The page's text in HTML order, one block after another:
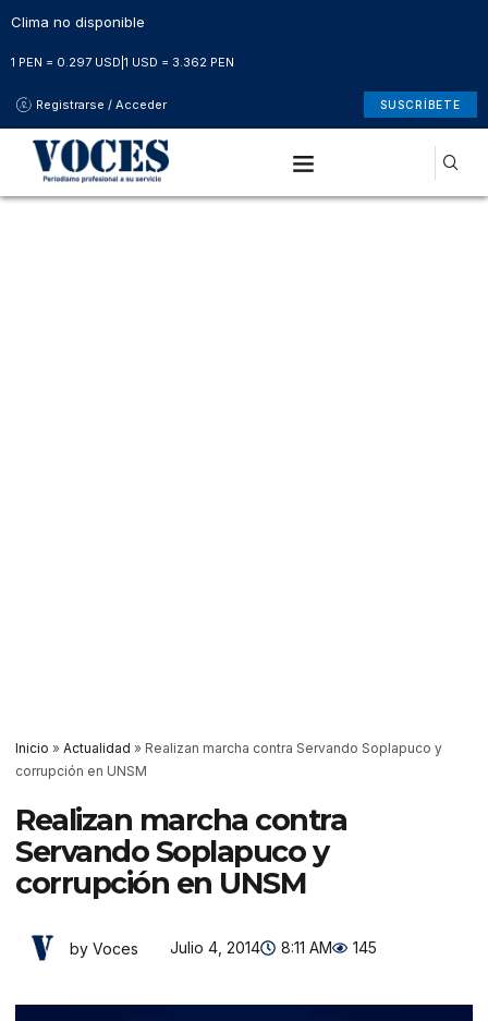
Clima no disponible
1 PEN = 0.297 USD 1 USD = 3.362 PEN
Registrarse / Acceder SUSCRÍBETE
Inicio » Actualidad » Realizan marcha contra Servando Soplapuco y
corrupción en UNSM
Realizan marcha contra
Servando Soplapuco y
corrupción en UNSM
by Voces Julio 4, 2014 8:11 AM 145